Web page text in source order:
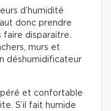
d’humidité
donc prendre
faire disparaitre.
murs et
déshumidificateur
et confortable
S’il fait humide